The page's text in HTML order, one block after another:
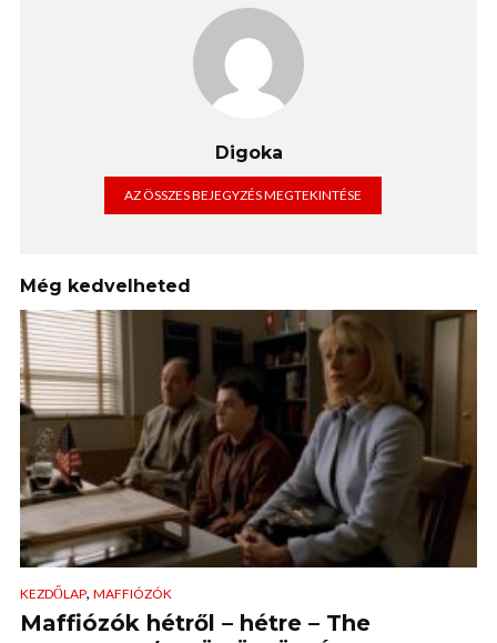
Digoka
AZ ÖSSZES BEJEGYZÉS MEGTEKINTÉSE
Még kedvelheted
KEZDŐLAP, MAFFIÓZÓK
Maffiózók hétről – hétre – The